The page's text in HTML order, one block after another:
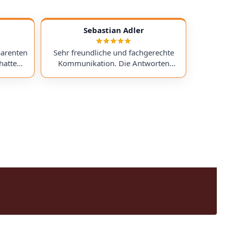
ein
I
Sebastian Adler
Sehr freundliche und fachgerechte
Kommunikation. Die Antworten